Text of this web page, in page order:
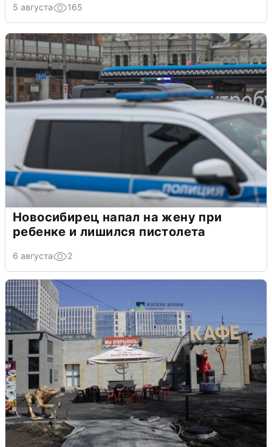
5 августа 165
Новосибирец напал на жену при
ребенке и лишился пистолета
6 августа 2